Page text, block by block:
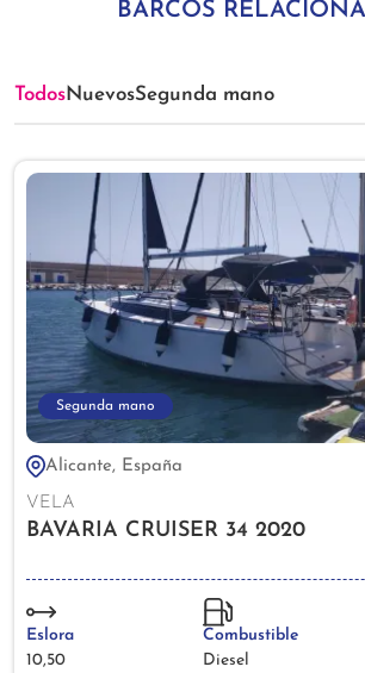
BARCOS
TodosNuevosSegunda mano
Segunda mano
Alicante, España
VELA
BAVARIA CRUISER 34 2020
Eslora
10,50
Combustible
Diesel